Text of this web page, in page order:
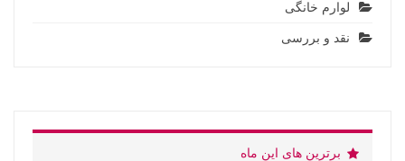
لوارم خانگی
نقد و بررسی
برترین های این ماه